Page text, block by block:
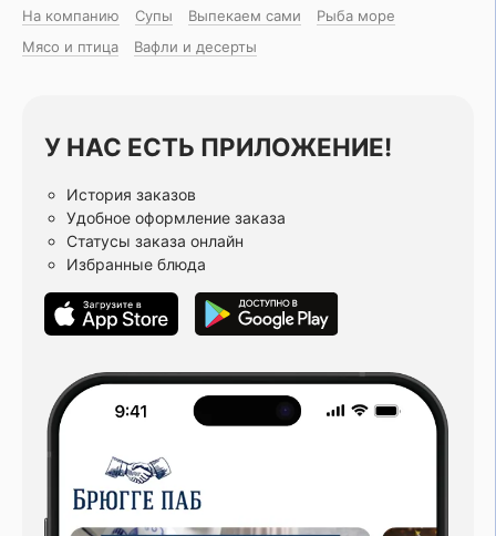
На компанию
Супы Выпекаем сами
Рыба море
Мясо и птица
Вафли и десерты
У НАС ЕСТЬ ПРИЛОЖЕНИЕ!
История заказов
Удобное оформление заказа
Статусы заказа онлайн
Избранные блюда